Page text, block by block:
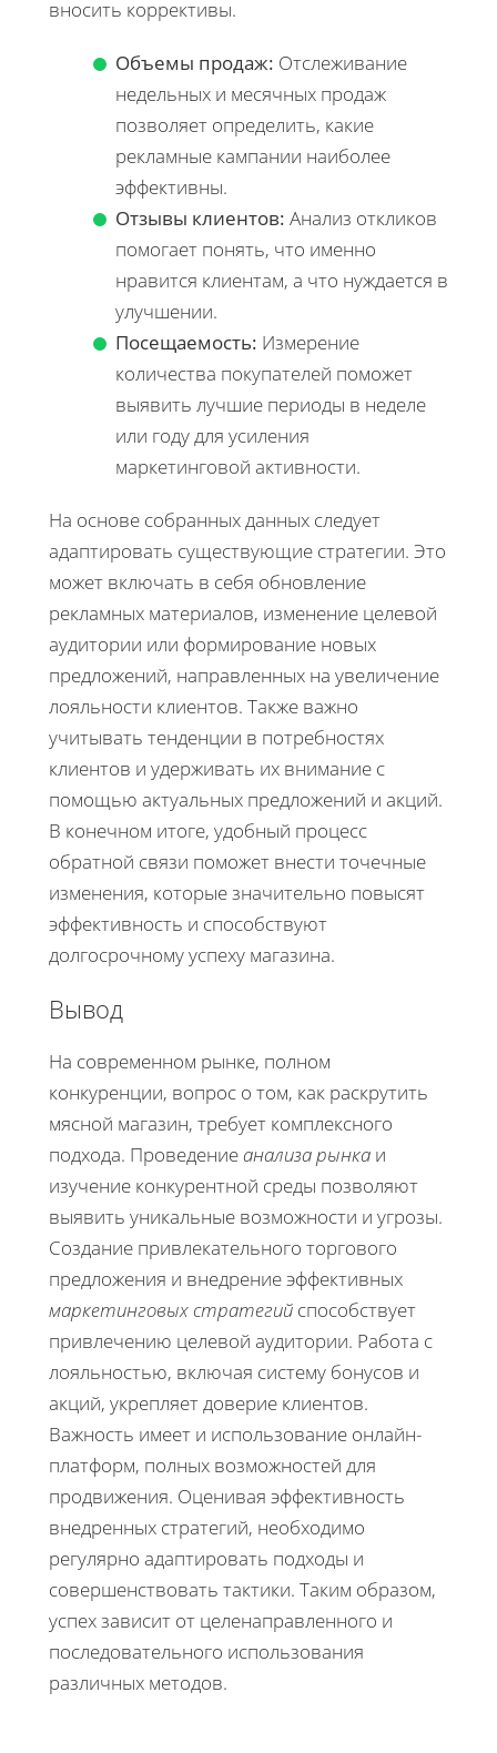
вносить коррективы.
Объемы продаж: Отслеживание
недельных и месячных продаж
позволяет определить, какие
рекламные кампании наиболее
эффективны.
Отзывы клиентов: Анализ откликов
помогает понять, что именно
нравится клиентам, а что нуждается в
улучшении.
Посещаемость: Измерение
количества покупателей поможет
выявить лучшие периоды в неделе
или году для усиления
маркетинговой активности.
На основе собранных данных следует
адаптировать существующие стратегии. Это
может включать в себя обновление
рекламных материалов, изменение целевой
аудитории или формирование новых
предложений, направленных на увеличение
лояльности клиентов. Также важно
учитывать тенденции в потребностях
клиентов и удерживать их внимание с
помощью актуальных предложений и акций.
В конечном итоге, удобный процесс
обратной связи поможет внести точечные
изменения, которые значительно повысят
эффективность и способствуют
долгосрочному успеху магазина.
Вывод
На современном рынке, полном
конкуренции, вопрос о том, как раскрутить
мясной магазин, требует комплексного
подхода. Проведение анализа рынка и
изучение конкурентной среды позволяют
выявить уникальные возможности и угрозы.
Создание привлекательного торгового
предложения и внедрение эффективных
маркетинговых стратегий способствует
привлечению целевой аудитории. Работа с
лояльностью, включая систему бонусов и
акций, укрепляет доверие клиентов.
Важность имеет и использование онлайн-
платформ, полных возможностей для
продвижения. Оценивая эффективность
внедренных стратегий, необходимо
регулярно адаптировать подходы и
совершенствовать тактики. Таким образом,
успех зависит от целенаправленного и
последовательного использования
различных методов.